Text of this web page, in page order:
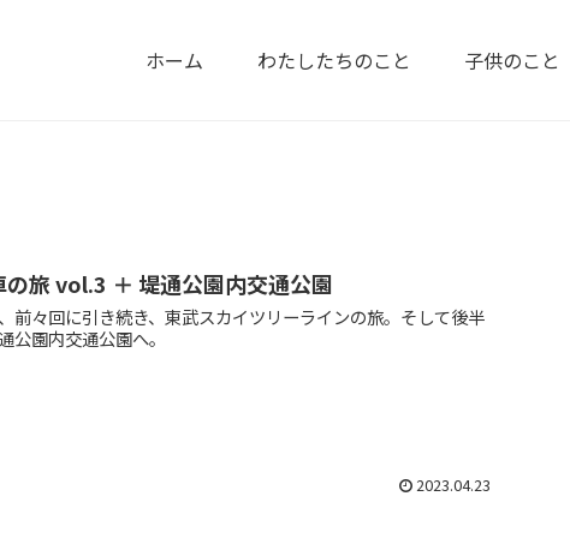
ホーム わたしたちのこと 子供のこと
の旅 vol.3 ＋ 堤通公園内交通公園
前々回に引き続き、東武スカイツリーラインの旅。そして後半
公園内交通公園へ。
2023.04.23